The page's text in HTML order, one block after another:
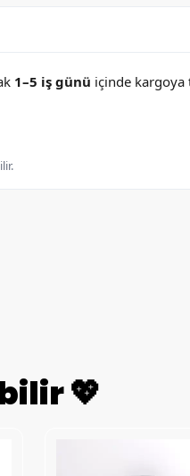
1–5 iş günü içinde kargoya
💖